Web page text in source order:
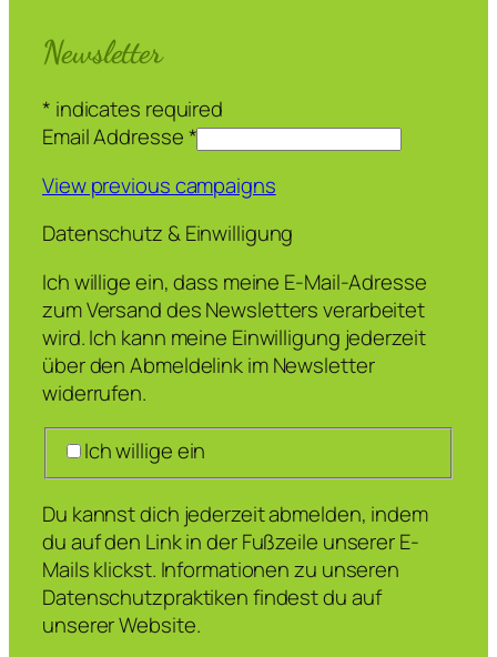
Newsletter
* indicates required
Email Addresse*
View previous campaigns
Datenschutz & Einwilligung
Ich willige ein, dass meine E-Mail-Adresse
zum Versand des Newsletters verarbeitet
wird. Ich kann meine Einwilligung jederzeit
über den Abmeldelink im Newsletter
widerrufen.
Ich willige ein
Du kannst dich jederzeit abmelden, indem
du auf den Link in der Fußzeile unserer E-
Mails klickst. Informationen zu unseren
Datenschutzpraktiken findest du auf
unserer Website.